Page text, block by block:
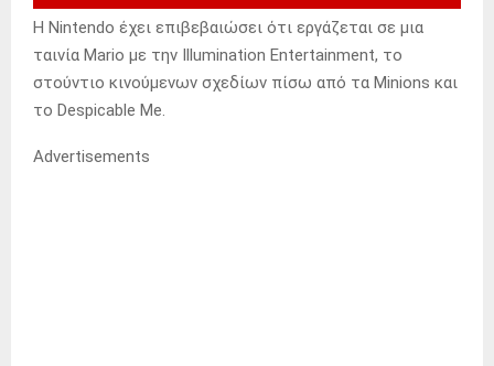
Η Nintendo έχει επιβεβαιώσει ότι εργάζεται σε μια
ταινία Mario με την Illumination Entertainment, το
στούντιο κινούμενων σχεδίων πίσω από τα Minions και
το Despicable Me.
Advertisements